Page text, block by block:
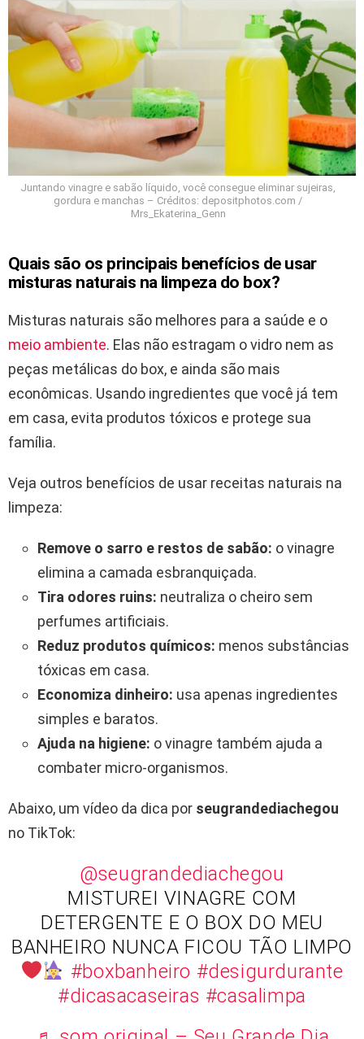
Juntando vinagre e sabão líquido, você consegue eliminar sujeiras,
gordura e manchas – Créditos: depositphotos.com /
Mrs_Ekaterina_Genn
Quais são os principais benefícios de usar
misturas naturais na limpeza do box?
Misturas naturais são melhores para a saúde e o
meio ambiente. Elas não estragam o vidro nem as
peças metálicas do box, e ainda são mais
econômicas. Usando ingredientes que você já tem
em casa, evita produtos tóxicos e protege sua
família.
Veja outros benefícios de usar receitas naturais na
limpeza:
Remove o sarro e restos de sabão: o vinagre
elimina a camada esbranquiçada.
Tira odores ruins: neutraliza o cheiro sem
perfumes artificiais.
Reduz produtos químicos: menos substâncias
tóxicas em casa.
Economiza dinheiro: usa apenas ingredientes
simples e baratos.
Ajuda na higiene: o vinagre também ajuda a
combater micro-organismos.
Abaixo, um vídeo da dica por seugrandediachegou
no TikTok:
@seugrandediachegou
MISTUREI VINAGRE COM
DETERGENTE E O BOX DO MEU
BANHEIRO NUNCA FICOU TÃO LIMPO
#boxbanheiro #desigurdurante
#dicasacaseiras #casalimpa